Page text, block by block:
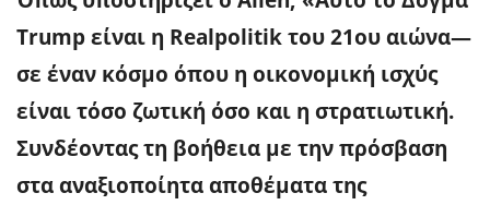
Trump είναι η Realpolitik του 21ου αιώνα—
σε έναν κόσμο όπου η οικονομική ισχύς
είναι τόσο ζωτική όσο και η στρατιωτική.
Συνδέοντας τη βοήθεια με την πρόσβαση
στα αναξιοποίητα αποθέματα της